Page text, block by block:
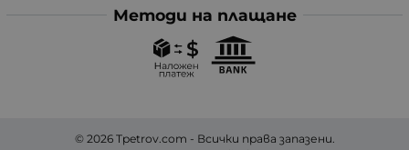
Методи на плащане
© 2026 Tpetrov.com - Всички права запазени.